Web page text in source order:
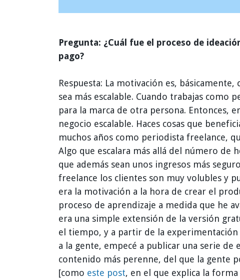
Pregunta: ¿Cuál fue el proceso de
pago?
Respuesta: La motivación es,
sea más escalable. Cuando trabajas como
para la marca de otra persona. Entonces,
negocio escalable. Haces cosas que
muchos años como periodista freelance,
Algo que escalara más allá del número de
que además sean unos ingresos más
freelance los clientes son muy volubles y
era la motivación a la hora de crear el
proceso de aprendizaje a medida que he
era una simple extensión de la versión
el tiempo, y a partir de la
a la gente, empecé a publicar una serie
contenido más perenne, del que la gente
[como este post, en el que explica la